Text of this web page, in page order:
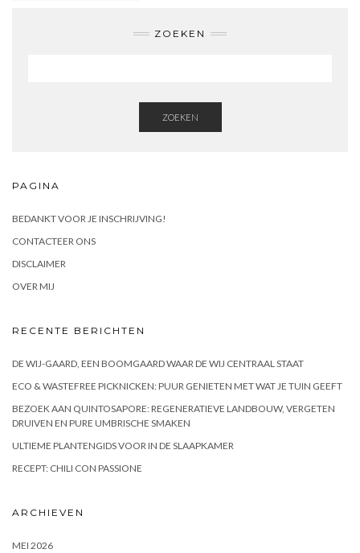
ZOEKEN
ZOEKEN
PAGINA
BEDANKT VOOR JE INSCHRIJVING!
CONTACTEER ONS
DISCLAIMER
OVER MIJ
RECENTE BERICHTEN
DE WIJ-GAARD, EEN BOOMGAARD WAAR DE WIJ CENTRAAL STAAT
ECO & WASTEFREE PICKNICKEN: PUUR GENIETEN MET WAT JE TUIN GEEFT
BEZOEK AAN QUINTOSAPORE: REGENERATIEVE LANDBOUW, VERGETEN
DRUIVEN EN PURE UMBRISCHE SMAKEN
ULTIEME PLANTENGIDS VOOR IN DE SLAAPKAMER
RECEPT: CHILI CON PASSIONE
ARCHIEVEN
MEI 2026